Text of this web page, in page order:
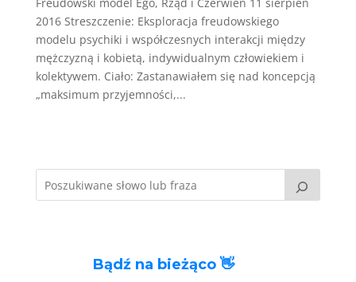
2016 Streszczenie: Eksploracja freudowskiego
modelu psychiki i współczesnych interakcji między
mężczyzną i kobietą, indywidualnym człowiekiem i
kolektywem. Ciało: Zastanawiałem się nad koncepcją
„maksimum przyjemności,...
Bądź na bieżąco 👋